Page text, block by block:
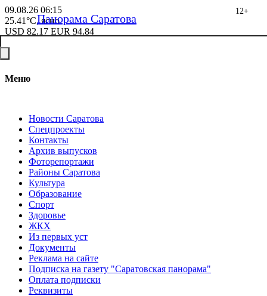
09.08.26 06:15
25.41°C, ясно
USD 82.17 EUR 94.84
Меню
Новости Саратова
Спецпроекты
Контакты
Архив выпусков
Фоторепортажи
Районы Саратова
Культура
Образование
Спорт
Здоровье
ЖКХ
Из пеpвых уст
Документы
Реклама на сайте
Подписка на газету "Саратовская панорама"
Оплата подписки
Реквизиты
Панорама Саратова
12+